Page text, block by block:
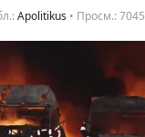
Apolitikus • Просм.: 7045